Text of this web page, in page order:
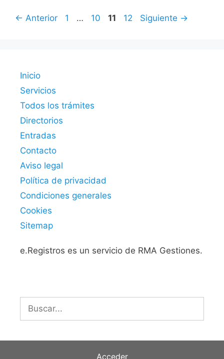
← Anterior Página
1 … Página
10 Página
11 Página
12 Siguiente →
Inicio
Servicios
Todos los trámites
Directorios
Entradas
Contacto
Aviso legal
Política de privacidad
Condiciones generales
Cookies
Sitemap
e.Registros es un servicio de RMA Gestiones.
Buscar:
Acceder